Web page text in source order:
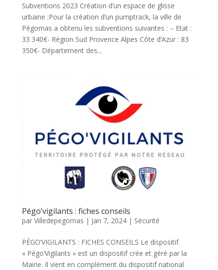
Subventions 2023 Création d’un espace de glisse
urbaine :Pour la création d’un pumptrack, la ville de
Pégomas a obtenu les subventions suivantes : – Etat :
33 340€- Région Sud Provence Alpes Côte d’Azur : 83
350€- Département des...
Pégo’vigilants : fiches conseils
par Villedepegomas | Jan 7, 2024| Sécurité
PÉGO’VIGILANTS : FICHES CONSEILS Le dispositif
« Pégo’Vigilants » est un dispositif crée et géré par la
Mairie. Il vient en complément du dispositif national